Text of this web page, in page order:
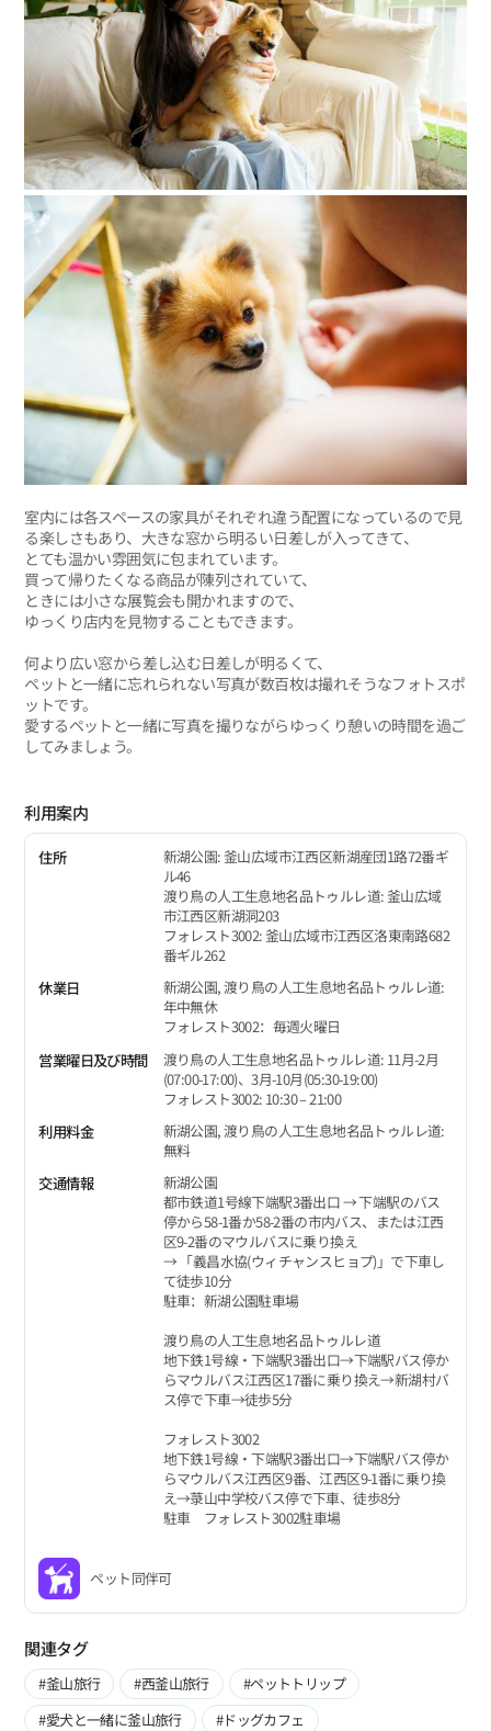
室内には各スペースの家具がそれぞれ違う配置になっているので見
る楽しさもあり、大きな窓から明るい日差しが入ってきて、
とても温かい雰囲気に包まれています。
買って帰りたくなる商品が陳列されていて、
ときには小さな展覧会も開かれますので、
ゆっくり店内を見物することもできます。
何より広い窓から差し込む日差しが明るくて、
ペットと一緒に忘れられない写真が数百枚は撮れそうなフォトスポ
ットです。
愛するペットと一緒に写真を撮りながらゆっくり憩いの時間を過ご
してみましょう。
利用案内
住所
新湖公園: 釜山広域市江西区新湖産団1路72番ギ
ル46
渡り鳥の人工生息地名品トゥルレ道: 釜山広域
市江西区新湖洞203
フォレスト3002: 釜山広域市江西区洛東南路682
番ギル262
休業日
新湖公園, 渡り鳥の人工生息地名品トゥルレ道:
年中無休
フォレスト3002：毎週火曜日
営業曜日及び時間
渡り鳥の人工生息地名品トゥルレ道: 11月-2月
(07:00-17:00)、3月-10月(05:30-19:00)
フォレスト3002: 10:30 – 21:00
利用料金
新湖公園, 渡り鳥の人工生息地名品トゥルレ道:
無料
交通情報
新湖公園
都市鉄道1号線下端駅3番出口 → 下端駅のバス
停から58-1番か58-2番の市内バス、または江西
区9-2番のマウルバスに乗り換え
→ 「義昌水協(ウィチャンスヒョプ)」で下車し
て徒歩10分
駐車：新湖公園駐車場
渡り鳥の人工生息地名品トゥルレ道
地下鉄1号線・下端駅3番出口→下端駅バス停か
らマウルバス江西区17番に乗り換え→新湖村バ
ス停で下車→徒歩5分
フォレスト3002
地下鉄1号線・下端駅3番出口→下端駅バス停か
らマウルバス江西区9番、江西区9-1番に乗り換
え→菉山中学校バス停で下車、徒歩8分
駐車 フォレスト3002駐車場
ペット同伴可
関連タグ
#釜山旅行 #西釜山旅行
#ペットトリップ
#愛犬と一緒に釜山旅行
#ドッグカフェ